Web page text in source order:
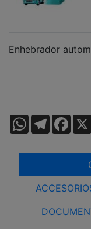
Enhebrador
WhatsApp
Telegram